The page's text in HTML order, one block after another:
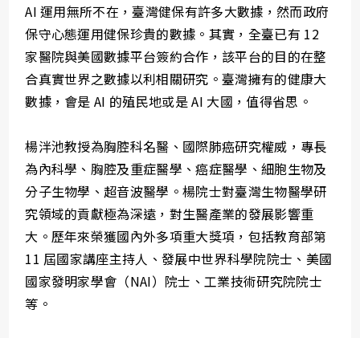
AI 運用無所不在，臺灣健保有許多大數據，然而政府
保守心態運用健保珍貴的數據。其實，全臺已有 12
家醫院與美國數據平台簽約合作，該平台的目的在整
合真實世界之數據以利相關研究。臺灣擁有的健康大
數據，會是 AI 的殖民地或是 AI 大國，值得省思。
楊泮池教授為胸腔科名醫、國際肺癌研究權威，專長
為內科學、胸腔及重症醫學、癌症醫學、細胞生物及
分子生物學、超音波醫學。楊院士對臺灣生物醫學研
究領域的貢獻極為深遠，對生醫產業的發展影響重
大。歷年來榮獲國內外多項重大獎項，包括教育部第
11 屆國家講座主持人、發展中世界科學院院士、美國
國家發明家學會（NAI）院士、工業技術研究院院士
等。